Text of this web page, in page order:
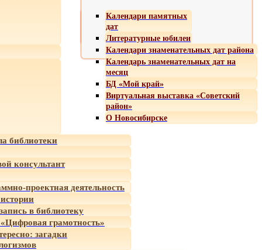
Календари памятных
дат
Литературные юбилеи
Календари знаменательных дат района
Календарь знаменательных дат на
месяц
БД «Мой край»
Виртуальная выставка «Советский
район»
О Новосибирске
библиотеки
консультант
проектная деятельность
в библиотеку
грамотность»
загадки